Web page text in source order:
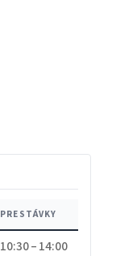
PRESTÁVKY
10:30 – 14:00